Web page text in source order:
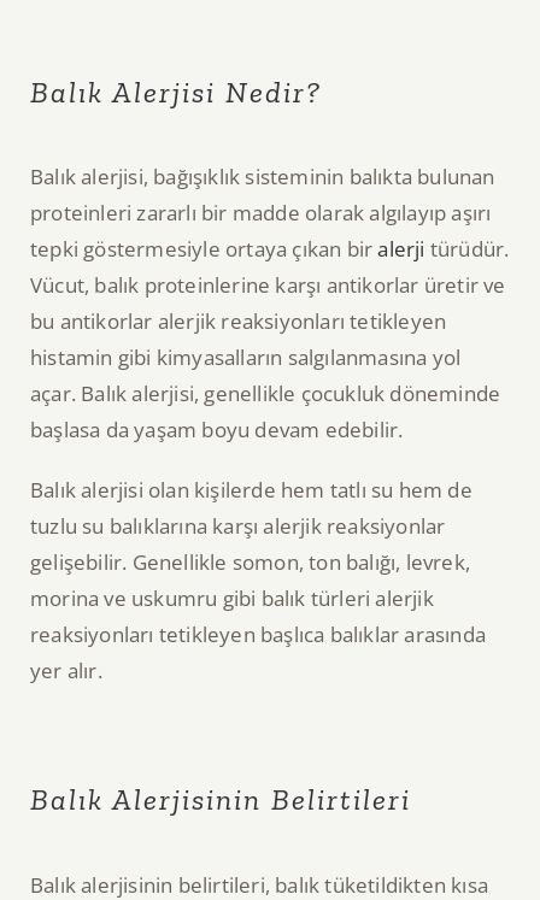
Balık Alerjisi Nedir?
Balık alerjisi, bağışıklık sisteminin balıkta bulunan
proteinleri zararlı bir madde olarak algılayıp aşırı
tepki göstermesiyle ortaya çıkan biralerji türüdür.
Vücut, balık proteinlerine karşı antikorlar üretir ve
bu antikorlar alerjik reaksiyonları tetikleyen
histamin gibi kimyasalların salgılanmasına yol
açar. Balık alerjisi, genellikle çocukluk döneminde
başlasa da yaşam boyu devam edebilir.
Balık alerjisi olan kişilerde hem tatlı su hem de
tuzlu su balıklarına karşı alerjik reaksiyonlar
gelişebilir. Genellikle somon, ton balığı, levrek,
morina ve uskumru gibi balık türleri alerjik
reaksiyonları tetikleyen başlıca balıklar arasında
yer alır.
Balık Alerjisinin Belirtileri
Balık alerjisinin belirtileri, balık tüketildikten kısa